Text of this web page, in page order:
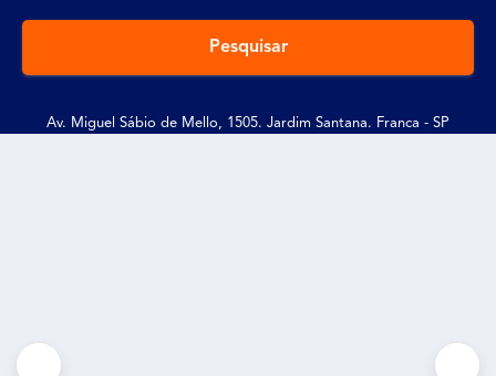
Pesquisar
Av. Miguel Sábio de Mello, 1505. Jardim Santana. Franca - SP